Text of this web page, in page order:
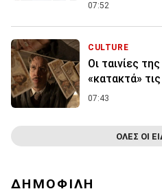
07:52
CULTURE
Οι ταινίες
«κατακτά»
07:43
ΟΛΕΣ ΟΙ
ΔΗΜΟΦΙΛΗ